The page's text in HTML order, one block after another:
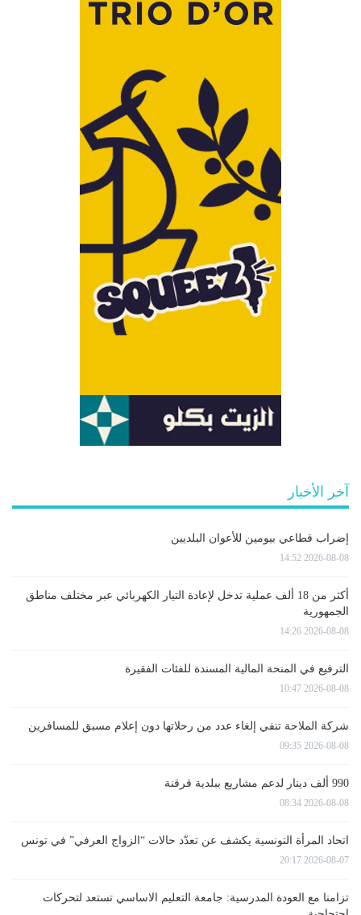
آخر الأخبار
إضراب قطاعي بيومين للأعوان البلديين
2026-08-08 14:52
أكثر من 18 ألف عملية تدخل لإعادة التيار الكهربائي عبر مختلف مناطق
الجمهورية
2026-08-08 14:26
الترفيع في المنحة المالية المسندة للفئات الفقيرة
2026-08-08 10:47
شركة الملاحة تنفي إلغاء عدد من رحلاتها دون إعلام مسبق للمسافرين
2026-08-08 09:35
990 ألف دينار لدعم مشاريع ببلدية قرقنة
2026-08-08 08:34
اتحاد المرأة التونسية يكشف عن تعدّد حالات “الزواج العرفي” في تونس
2026-08-07 20:17
تزامنا مع العودة المدرسية: جامعة التعليم الاساسي تستعد لتحركات